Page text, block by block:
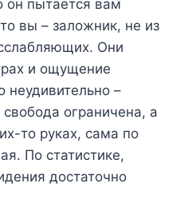
он пытается вам
вы – заложник, не из
Они
и ощущение
неудивительно –
ограничена, а
то руках, сама по
По статистике,
достаточно